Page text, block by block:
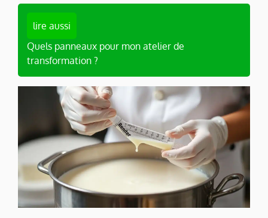
lire aussi
Quels panneaux pour mon atelier de
transformation ?